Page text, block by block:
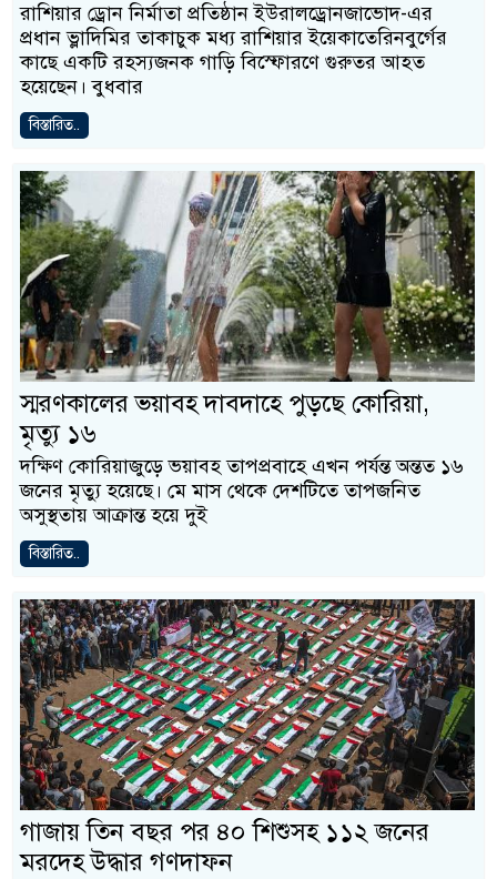
রাশিয়ার ড্রোন নির্মাতা প্রতিষ্ঠান ইউরালড্রোনজাভোদ-এর
প্রধান ভ্লাদিমির তাকাচুক মধ্য রাশিয়ার ইয়েকাতেরিনবুর্গের
কাছে একটি রহস্যজনক গাড়ি বিস্ফোরণে গুরুতর আহত
হয়েছেন। বুধবার
বিস্তারিত..
স্মরণকালের ভয়াবহ দাবদাহে পুড়ছে কোরিয়া,
মৃত্যু ১৬
দক্ষিণ কোরিয়াজুড়ে ভয়াবহ তাপপ্রবাহে এখন পর্যন্ত অন্তত ১৬
জনের মৃত্যু হয়েছে। মে মাস থেকে দেশটিতে তাপজনিত
অসুস্থতায় আক্রান্ত হয়ে দুই
বিস্তারিত..
গাজায় তিন বছর পর ৪০ শিশুসহ ১১২ জনের
মরদেহ উদ্ধার গণদাফন